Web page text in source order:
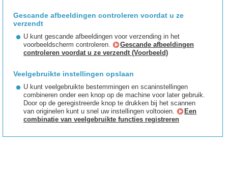
Gescande afbeeldingen controleren voordat u ze
verzendt
U kunt gescande afbeeldingen voor verzending in het
voorbeeldscherm controleren.
Gescande afbeeldingen
controleren voordat u ze verzendt (Voorbeeld)
Veelgebruikte instellingen opslaan
U kunt veelgebruikte bestemmingen en scaninstellingen
combineren onder een knop op de machine voor later gebruik.
Door op de geregistreerde knop te drukken bij het scannen
van originelen kunt u snel uw instellingen voltooien.
Een
combinatie van veelgebruikte functies registreren